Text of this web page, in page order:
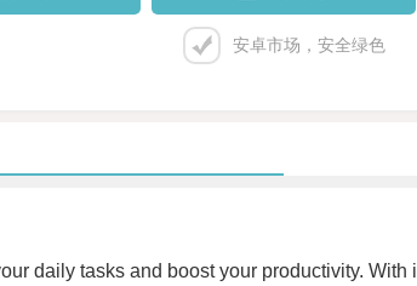
安卓市场，安全绿色
daily tasks and boost your productivity.